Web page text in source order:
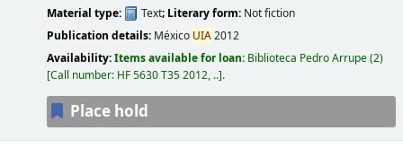
Material type:
Text; Literary form: Not fiction
Publication details: México UIA2012
Availability:Items available for loan: Biblioteca Pedro Arrupe(2)
Call number: HF 5630 T35 2012, .. .
Place hold